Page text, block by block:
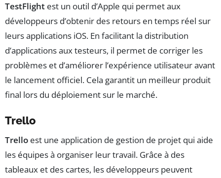
TestFlight est un outil d’Apple qui permet aux
développeurs d’obtenir des retours en temps réel sur
leurs applications iOS. En facilitant la distribution
d’applications aux testeurs, il permet de corriger les
problèmes et d’améliorer l’expérience utilisateur avant
le lancement officiel. Cela garantit un meilleur produit
final lors du déploiement sur le marché.
Trello
Trello est une application de gestion de projet qui aide
les équipes à organiser leur travail. Grâce à des
tableaux et des cartes, les développeurs peuvent